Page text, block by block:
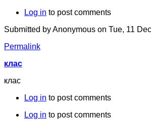
Log in to post comments
Submitted byAnonymous on Tue, 11
Permalink
клас
клас
Log in to post comments
Log in to post comments